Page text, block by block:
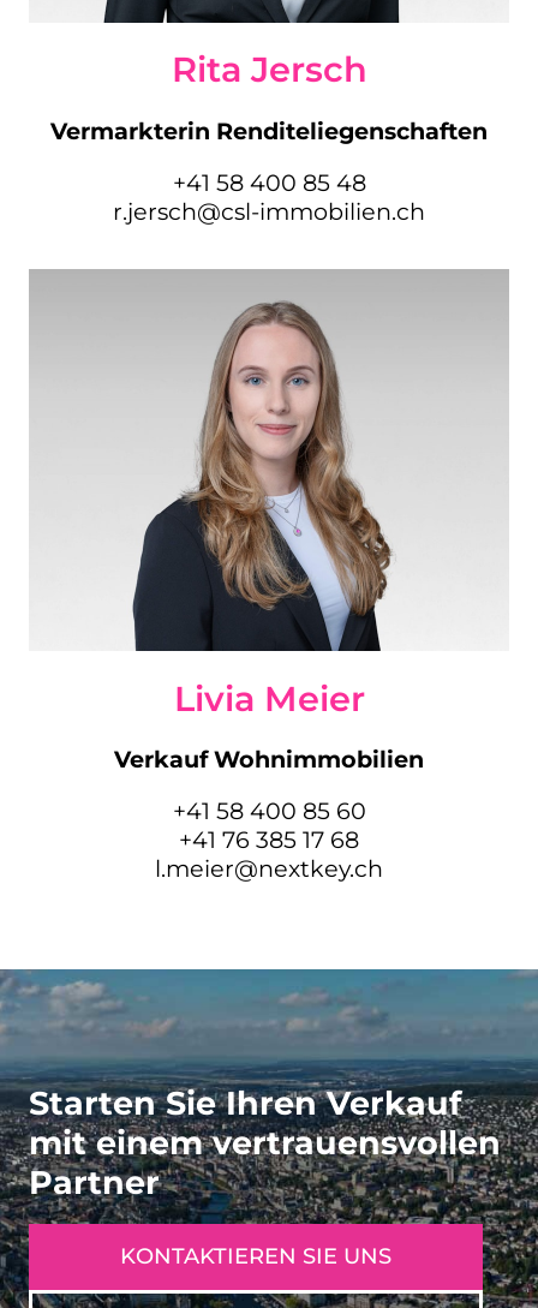
Rita Jersch
Vermarkterin Renditeliegenschaften
+41 58 400 85 48
r.jersch@csl-immobilien.ch
Livia Meier
Verkauf Wohnimmobilien
+41 58 400 85 60
+41 76 385 17 68
l.meier@nextkey.ch
Starten Sie Ihren Verkauf
mit einem vertrauensvollen
Partner
KONTAKTIEREN SIE UNS